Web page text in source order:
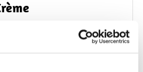
smaak van Witte Truffel &